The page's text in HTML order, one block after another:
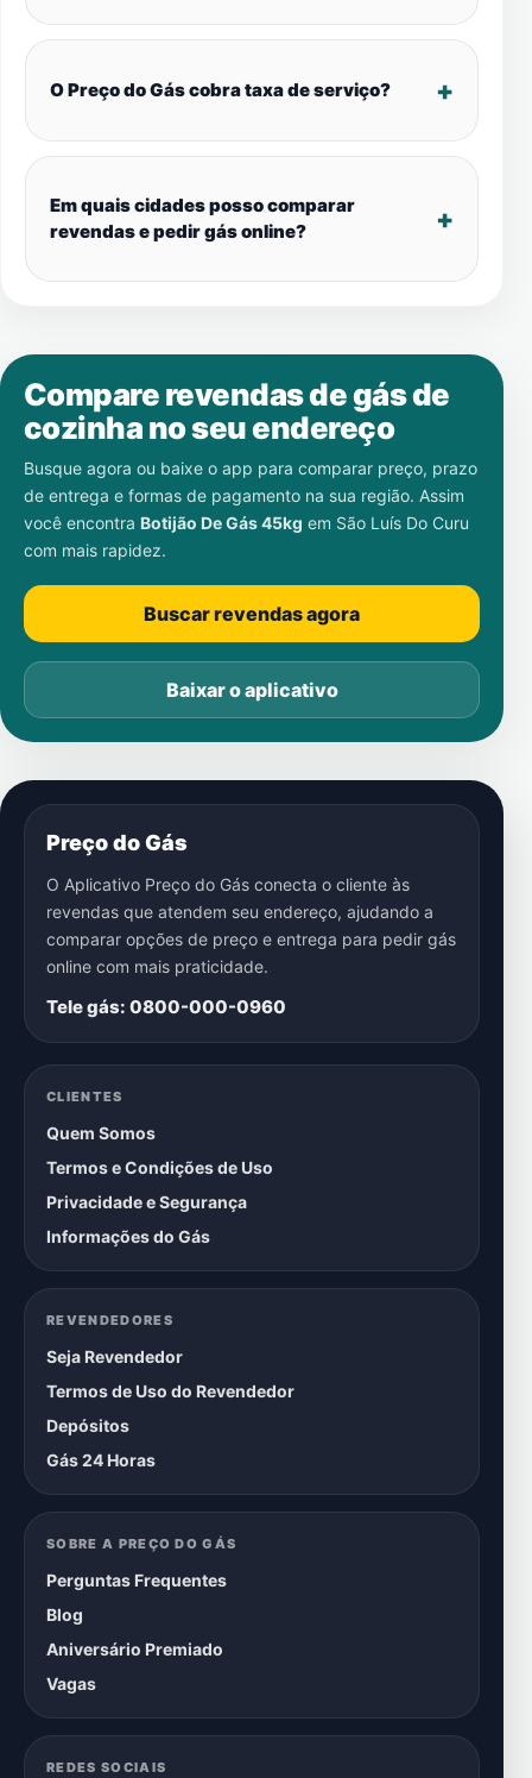
O Preço do Gás cobra taxa de serviço?
Em quais cidades posso comparar
revendas e pedir gás online?
Compare revendas de gás de
cozinha no seu endereço
Busque agora ou baixe o app para comparar preço, prazo
de entrega e formas de pagamento na sua região. Assim
você encontra Botijão De Gás 45kg em São Luís Do Curu
com mais rapidez.
Buscar revendas agora
Baixar o aplicativo
Preço do Gás
O Aplicativo Preço do Gás conecta o cliente às
revendas que atendem seu endereço, ajudando a
comparar opções de preço e entrega para pedir gás
online com mais praticidade.
Tele gás: 0800-000-0960
CLIENTES
Quem Somos
Termos e Condições de Uso
Privacidade e Segurança
Informações do Gás
REVENDEDORES
Seja Revendedor
Termos de Uso do Revendedor
Depósitos
Gás 24 Horas
SOBRE A PREÇO DO GÁS
Perguntas Frequentes
Blog
Aniversário Premiado
Vagas
REDES SOCIAIS